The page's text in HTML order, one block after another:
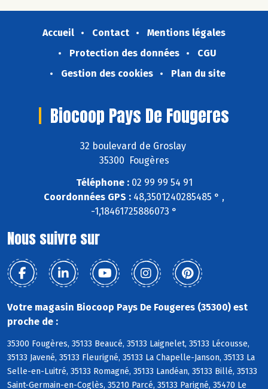
Accueil Contact
Mentions légales
Protection des données
CGU
Gestion des cookies
Plan du site
Biocoop Pays De Fougeres
32 boulevard de Groslay
35300 Fougères
Téléphone :02 99 99 54 91
Coordonnées GPS : 48,3501240285485 ° ,
-1,18461725886073 °
Nous suivre sur
Votre magasin Biocoop Pays De Fougeres (35300) est
proche de :
35300 Fougères, 35133 Beaucé, 35133 Laignelet, 35133 Lécousse,
35133 Javené, 35133 Fleurigné, 35133 La Chapelle-Janson, 35133 La
Selle-en-Luitré, 35133 Romagné, 35133 Landéan, 35133 Billé, 35133
Saint-Germain-en-Coglès, 35210 Parcé, 35133 Parigné, 35470 Le